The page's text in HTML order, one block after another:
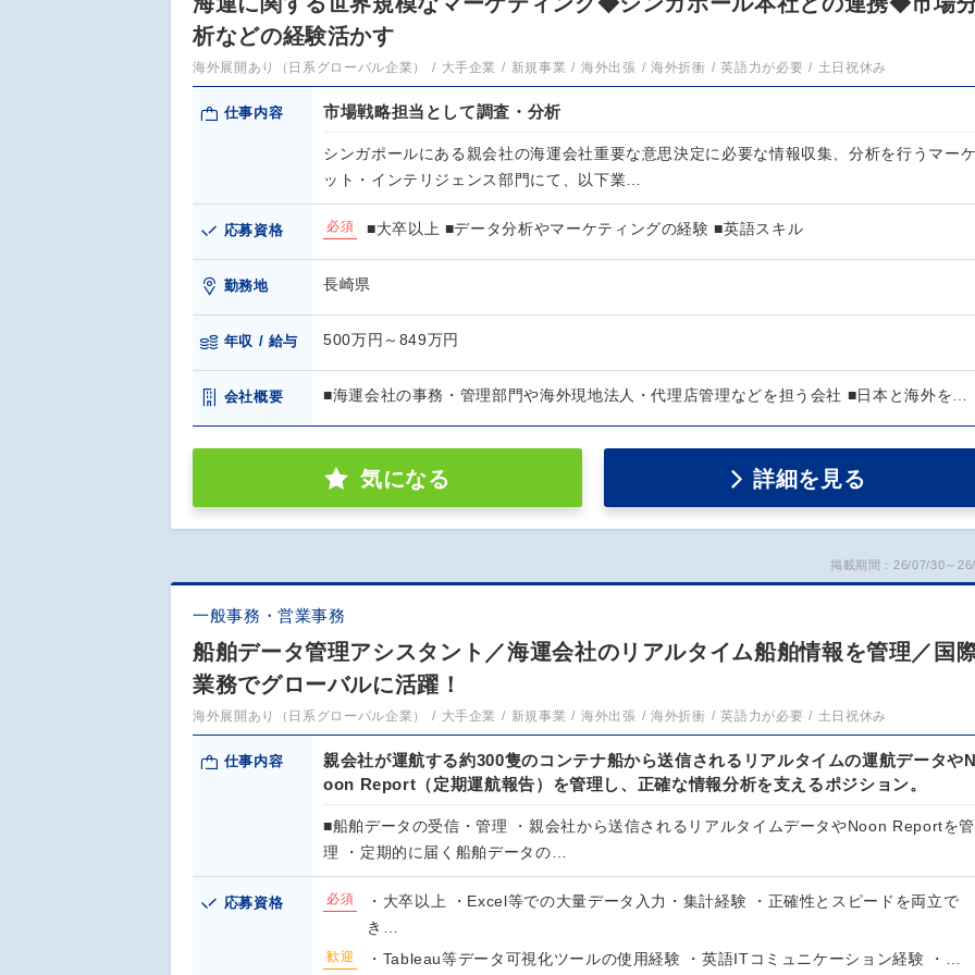
析などの経験活かす
海外展開あり（日系グローバル企業） 大手企業 新規事業 海外出張 海外折衝 英語力が必要 土日祝休み
仕事内容 市場戦略担当として調査・分析
シンガポールにある親会社の海運会社重要な意思決定に必要な情報収集、分析を行うマー
ット・インテリジェンス部門にて、以下業…
応募資格 必須 ■大卒以上 ■データ分析やマーケティングの経験 ■英語スキル
勤務地 長崎県
年収 / 給与 500万円～849万円
会社概要 ■海運会社の事務・管理部門や海外現地法人・代理店管理などを担う会社 ■日本と海外を…
気になる 詳細を見る
掲載期間：26/07/30～
一般事務・営業事務
船舶データ管理アシスタント／海運会社のリアルタイム船舶情報を管理／国
業務でグローバルに活躍！
海外展開あり（日系グローバル企業） 大手企業 新規事業 海外出張 海外折衝 英語力が必要 土日祝休み
仕事内容
親会社が運航する約300隻のコンテナ船から送信されるリアルタイムの運航データや
oon Report（定期運航報告）を管理し、正確な情報分析を支えるポジション。
■船舶データの受信・管理 ・親会社から送信されるリアルタイムデータやNoon Reportを管
理 ・定期的に届く船舶データの…
応募資格 必須
・大卒以上 ・Excel等での大量データ入力・集計経験 ・正確性とスピードを両立で
き…
歓迎 ・Tableau等データ可視化ツールの使用経験 ・英語ITコミュニケーション経験 ・…